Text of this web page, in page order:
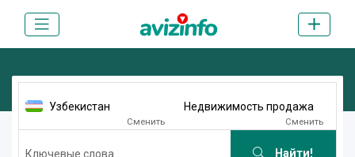
Узбекистан
Сменить
Недвижимость продажа
Сменить
Найти!